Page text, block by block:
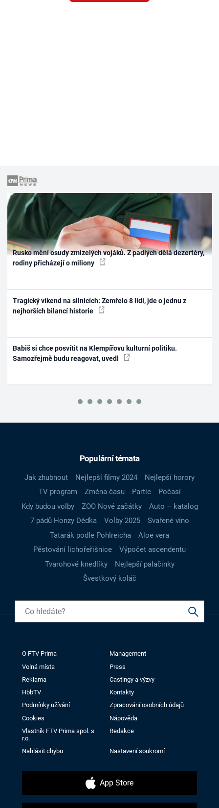
Rusko mění osudy zmizelých vojáků. Z padlých dělá dezertéry,
rodiny přicházejí o miliony
Tragický víkend na silnicích: Zemřelo 8 lidí, jde o jednu z
nejhorších bilancí historie
Babiš si chce posvítit na Klempířovu kulturní politiku.
Samozřejmě budu reagovat, uvedl
Populární témata
Jak zhubnout Nejlepší filmy 2024
Nejlepší horory
TV program
Změna času Partie
Počasí
Kdy budou volby
ZOO Nové začátky
Auto – katalog
7 pádů Honzy Dědka
Volby 2025
Svařené víno
Tatarák podle Pohlreicha
Aloe vera
Pěstování lichořeřišnice
Výpočet ascendentu
Tvarohové knedlíky
Nejlepší palačinky
Švestkový koláč
O FTV Prima
Management
Volná místa
Press
Reklama
Castingy a výzvy
HbbTV
Kontakty
Podmínky užívání
Zpracování osobních údajů
Cookies
Nápověda
Vlastník FTV Prima spol. s
r.o.
Redakce
Nahlásit chybu Nastavení soukromí
App Store